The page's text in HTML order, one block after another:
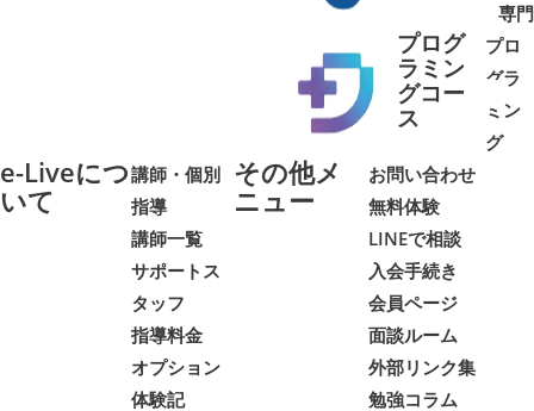
専門
プログ
ラミン
グコー
ス
プロ
グラ
ミン
グ
➜➜
e-Liveにつ
いて
講師・個別
指導
講師一覧
サポートス
タッフ
指導料金
オプション
体験記
その他メ
ニュー
お問い合わせ
無料体験
LINEで相談
入会手続き
会員ページ
面談ルーム
外部リンク集
勉強コラム